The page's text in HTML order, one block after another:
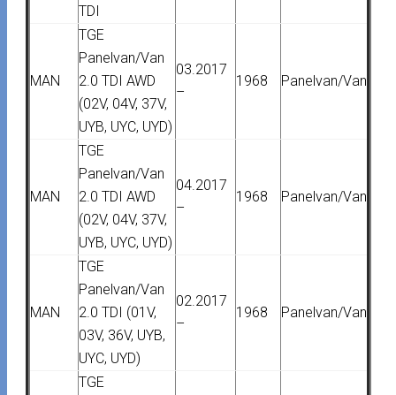
TDI
MAN
TGE
Panelvan/Van
2.0 TDI AWD
(02V, 04V, 37V,
UYB, UYC, UYD)
03.2017
–
1968 Panelvan/Van
MAN
TGE
Panelvan/Van
2.0 TDI AWD
(02V, 04V, 37V,
UYB, UYC, UYD)
04.2017
–
1968 Panelvan/Van
MAN
TGE
Panelvan/Van
2.0 TDI (01V,
03V, 36V, UYB,
UYC, UYD)
02.2017
–
1968 Panelvan/Van
TGE